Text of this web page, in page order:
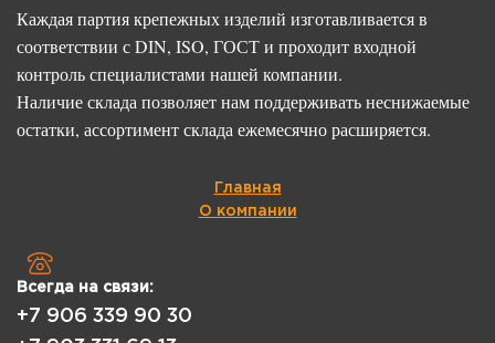
Каждая партия крепежных изделий изготавливается в
соответствии с DIN, ISO, ГОСТ и проходит входной
контроль специалистами нашей компании.
Наличие склада позволяет нам поддерживать неснижаемые
остатки, ассортимент склада ежемесячно расширяется.
Главная
О компании
Всегда на связи:
+7 906 339 90 30